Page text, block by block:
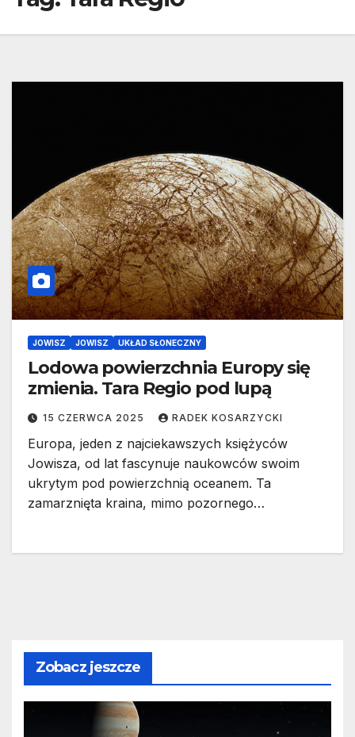
JOWISZ JOWISZ UKŁAD SŁONECZNY
Lodowa powierzchnia Europy się
zmienia. Tara Regio pod lupą
15 CZERWCA 2025 RADEK KOSARZYCKI
Europa, jeden z najciekawszych księżyców
Jowisza, od lat fascynuje naukowców swoim
ukrytym pod powierzchnią oceanem. Ta
zamarznięta kraina, mimo pozornego…
Zobacz jeszcze